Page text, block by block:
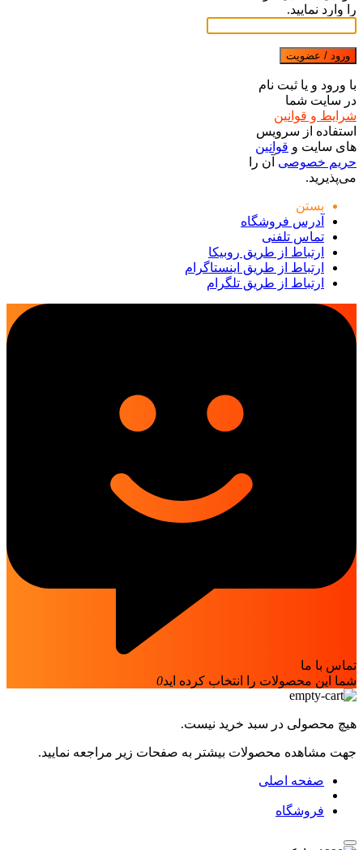
را وارد نمایید.
ورود / عضویت
با ورود و یا ثبت نام
در سایت شما
شرایط و قوانین
استفاده از سرویس
های سایت و قوانین
حریم خصوصی آن را
می‌پذیرید.
بستن
آدرس فروشگاه
تماس تلفنی
ارتباط از طریق روبیکا
ارتباط از طریق اینستاگرام
ارتباط از طریق تلگرام
تماس با ما
شما این محصولات را انتخاب کرده اید0
هیچ محصولی در سبد خرید نیست.
جهت مشاهده محصولات بیشتر به صفحات زیر مراجعه نمایید.
صفحه اصلی
فروشگاه